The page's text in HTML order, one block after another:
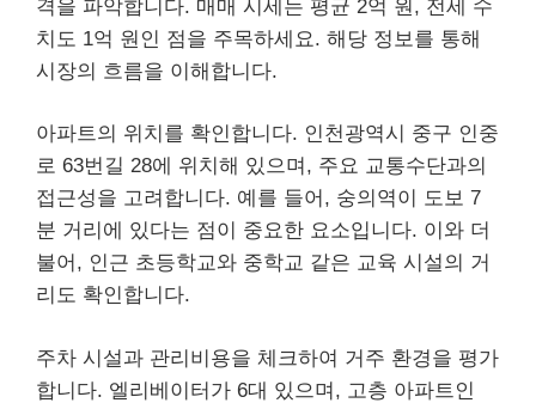
격을 파악합니다. 매매 시세는 평균 2억 원, 전세 수
치도 1억 원인 점을 주목하세요. 해당 정보를 통해
시장의 흐름을 이해합니다.
아파트의 위치를 확인합니다. 인천광역시 중구 인중
로 63번길 28에 위치해 있으며, 주요 교통수단과의
접근성을 고려합니다. 예를 들어, 숭의역이 도보 7
분 거리에 있다는 점이 중요한 요소입니다. 이와 더
불어, 인근 초등학교와 중학교 같은 교육 시설의 거
리도 확인합니다.
주차 시설과 관리비용을 체크하여 거주 환경을 평가
합니다. 엘리베이터가 6대 있으며, 고층 아파트인